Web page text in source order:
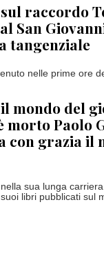
raccordo
San
tangenziale
nelle prime ore
mondo del
morto Paolo
con grazia il
sua lunga
libri pubblicati sul